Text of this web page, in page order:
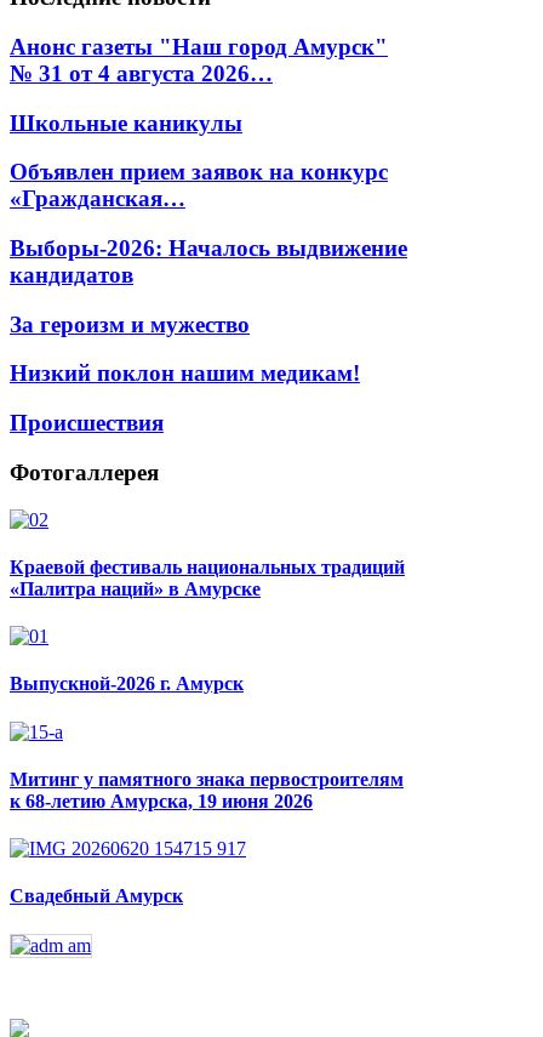
Анонс газеты "Наш город Амурск"
№ 31 от 4 августа 2026…
Школьные каникулы
Объявлен прием заявок на конкурс
«Гражданская…
Выборы-2026: Началось выдвижение
кандидатов
За героизм и мужество
Низкий поклон нашим медикам!
Происшествия
Фотогаллерея
Краевой фестиваль национальных традиций
«Палитра наций» в Амурске
Выпускной-2026 г. Амурск
Митинг у памятного знака первостроителям
к 68-летию Амурска, 19 июня 2026
Свадебный Амурск